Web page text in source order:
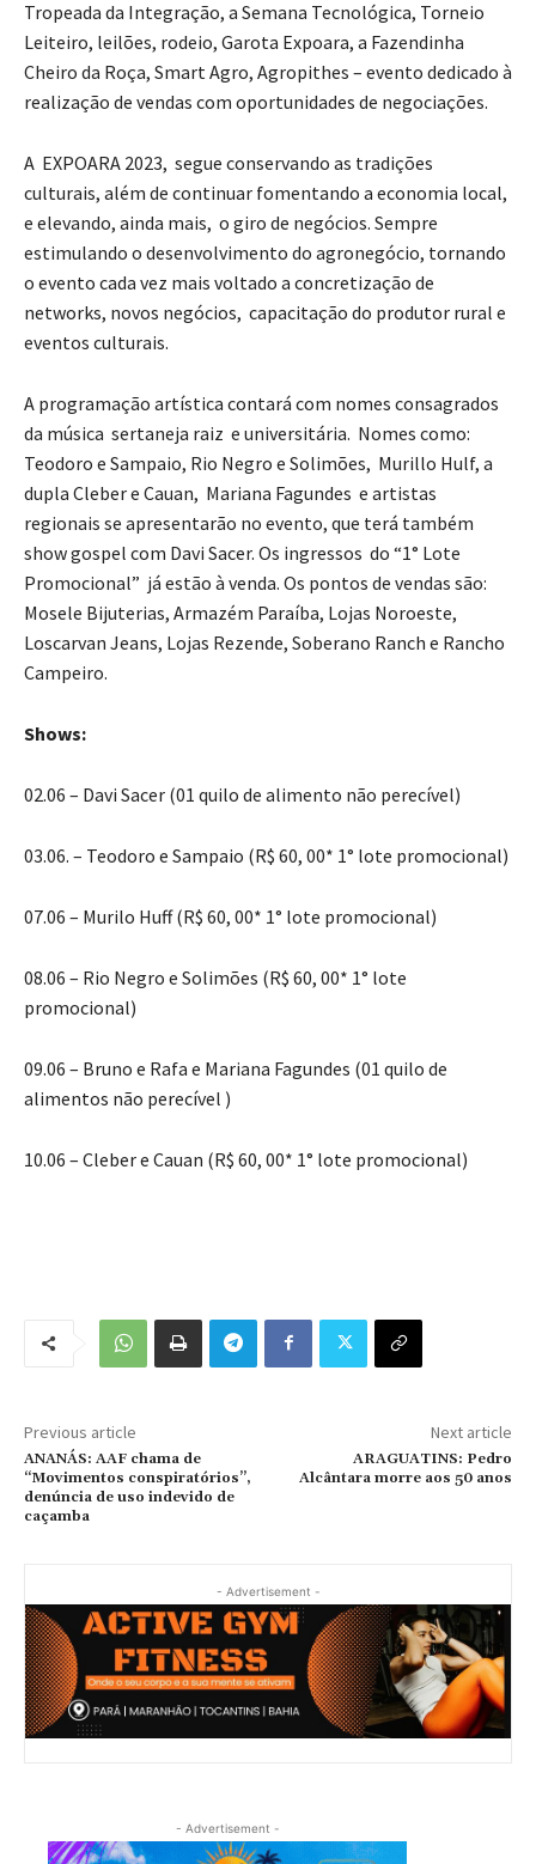
Tropeada da Integração, a Semana Tecnológica, Torneio
Leiteiro, leilões, rodeio, Garota Expoara, a Fazendinha
Cheiro da Roça, Smart Agro, Agropithes – evento dedicado à
realização de vendas com oportunidades de negociações.
A EXPOARA 2023, segue conservando as tradições
culturais, além de continuar fomentando a economia local,
e elevando, ainda mais, o giro de negócios. Sempre
estimulando o desenvolvimento do agronegócio, tornando
o evento cada vez mais voltado a concretização de
networks, novos negócios, capacitação do produtor rural e
eventos culturais.
A programação artística contará com nomes consagrados
da música sertaneja raiz e universitária. Nomes como:
Teodoro e Sampaio, Rio Negro e Solimões, Murillo Hulf, a
dupla Cleber e Cauan, Mariana Fagundes e artistas
regionais se apresentarão no evento, que terá também
show gospel com Davi Sacer. Os ingressos do “1° Lote
Promocional” já estão à venda. Os pontos de vendas são:
Mosele Bijuterias, Armazém Paraíba, Lojas Noroeste,
Loscarvan Jeans, Lojas Rezende, Soberano Ranch e Rancho
Campeiro.
Shows:
02.06 – Davi Sacer (01 quilo de alimento não perecível)
03.06. – Teodoro e Sampaio (R$ 60, 00* 1° lote promocional)
07.06 – Murilo Huff (R$ 60, 00* 1° lote promocional)
08.06 – Rio Negro e Solimões (R$ 60, 00* 1° lote
promocional)
09.06 – Bruno e Rafa e Mariana Fagundes (01 quilo de
alimentos não perecível )
10.06 – Cleber e Cauan (R$ 60, 00* 1° lote promocional)
Previous article
ANANÁS: AAF chama de
“Movimentos conspiratórios”,
denúncia de uso indevido de
caçamba
Next article
ARAGUATINS: Pedro
Alcântara morre aos 50 anos
- Advertisement -
- Advertisement -